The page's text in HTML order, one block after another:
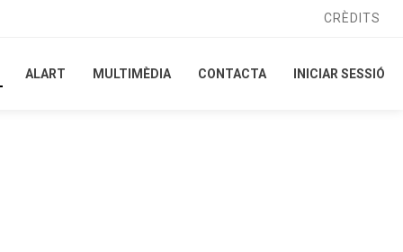
CRÈDITS
ALART MULTIMÈDIA CONTACTA INICIAR SESSIÓ
CRÈDITS
ALART MULTIMÈDIA CONTACTA INICIAR SESSIÓ